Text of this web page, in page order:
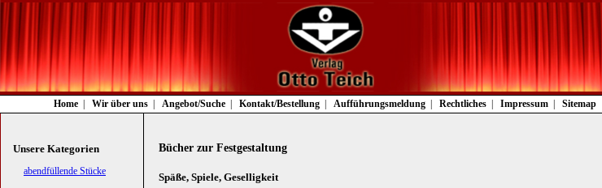
Navigation
überspringen
Home Wir über uns Angebot/Suche Kontakt/Bestellung Aufführungsmeldung Rechtliches Impressum Sitemap
Bücher zur Festgestaltung
Späße, Spiele, Geselligkeit
Unsere Kategorien
Navigation
abendfüllende Stücke